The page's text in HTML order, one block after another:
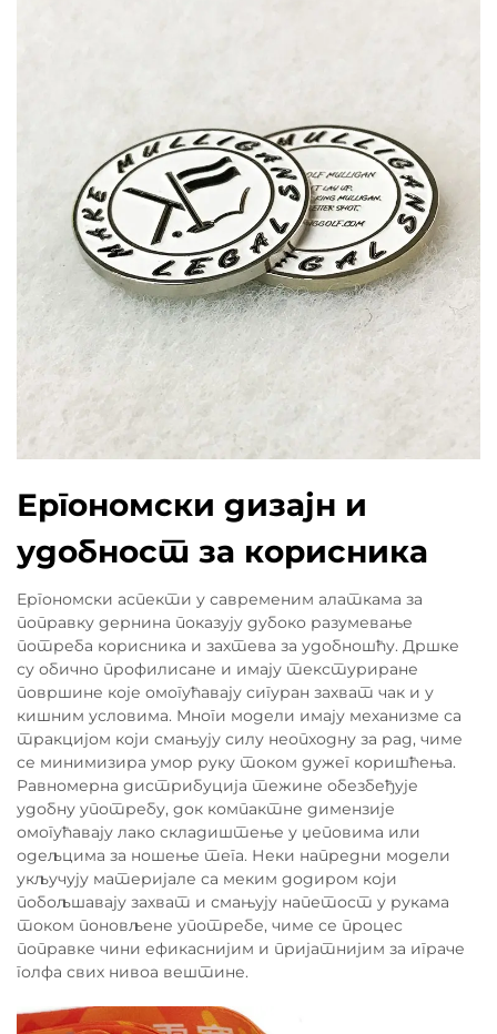
Ергономски дизајн и
удобност за корисника
Ергономски аспекти у савременим алаткама за
поправку дернина показују дубоко разумевање
потреба корисника и захтева за удобношћу. Дршке
су обично профилисане и имају текстуриране
површине које омогућавају сигуран захват чак и у
кишним условима. Многи модели имају механизме са
тракцијом који смањују силу неопходну за рад, чиме
се минимизира умор руку током дужег коришћења.
Равномерна дистрибуција тежине обезбеђује
удобну употребу, док компактне димензије
омогућавају лако складиштење у џеповима или
одељцима за ношење тега. Неки напредни модели
укључују материјале са меким додиром који
побољшавају захват и смањују напетост у рукама
током поновљене употребе, чиме се процес
поправке чини ефикаснијим и пријатнијим за играче
голфа свих нивоа вештине.